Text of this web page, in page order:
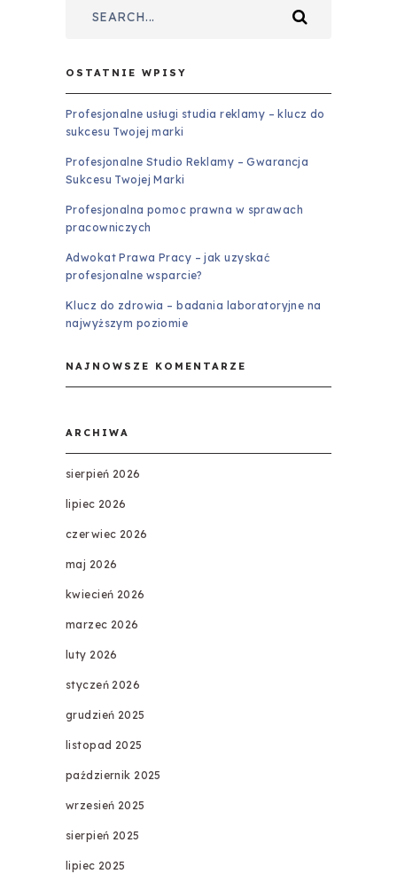
OSTATNIE WPISY
Profesjonalne usługi studia reklamy – klucz do
sukcesu Twojej marki
Profesjonalne Studio Reklamy – Gwarancja
Sukcesu Twojej Marki
Profesjonalna pomoc prawna w sprawach
pracowniczych
Adwokat Prawa Pracy – jak uzyskać
profesjonalne wsparcie?
Klucz do zdrowia – badania laboratoryjne na
najwyższym poziomie
NAJNOWSZE KOMENTARZE
ARCHIWA
sierpień 2026
lipiec 2026
czerwiec 2026
maj 2026
kwiecień 2026
marzec 2026
luty 2026
styczeń 2026
grudzień 2025
listopad 2025
październik 2025
wrzesień 2025
sierpień 2025
lipiec 2025